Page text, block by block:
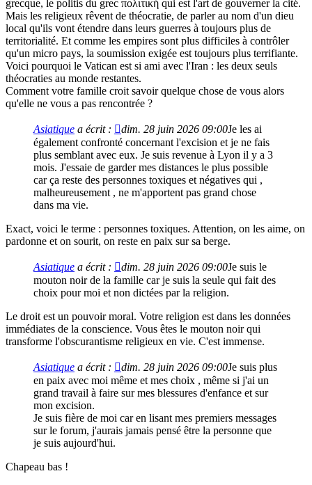
grecque, le politis du grec πολιτική qui est l'art de gouverner la cité.
Mais les religieux rêvent de théocratie, de parler au nom d'un dieu
local qu'ils vont étendre dans leurs guerres à toujours plus de
territorialité. Et comme les empires sont plus difficiles à contrôler
qu'un micro pays, la soumission exigée est toujours plus terrifiante.
Voici pourquoi le Vatican est si ami avec l'Iran : les deux seuls
théocraties au monde restantes.
Comment votre famille croit savoir quelque chose de vous alors
qu'elle ne vous a pas rencontrée ?
Asiatique a écrit : dim. 28 juin 2026 09:00Je les ai
également confronté concernant l'excision et je ne fais
plus semblant avec eux. Je suis revenue à Lyon il y a 3
mois. J'essaie de garder mes distances le plus possible
car ça reste des personnes toxiques et négatives qui ,
malheureusement , ne m'apportent pas grand chose
dans ma vie.
Exact, voici le terme : personnes toxiques. Attention, on les aime, on
pardonne et on sourit, on reste en paix sur sa berge.
Asiatique a écrit : dim. 28 juin 2026 09:00Je suis le
mouton noir de la famille car je suis la seule qui fait des
choix pour moi et non dictées par la religion.
Le droit est un pouvoir moral. Votre religion est dans les données
immédiates de la conscience. Vous êtes le mouton noir qui
transforme l'obscurantisme religieux en vie. C'est immense.
Asiatique a écrit : dim. 28 juin 2026 09:00Je suis plus
en paix avec moi même et mes choix , même si j'ai un
grand travail à faire sur mes blessures d'enfance et sur
mon excision.
Je suis fière de moi car en lisant mes premiers messages
sur le forum, j'aurais jamais pensé être la personne que
je suis aujourd'hui.
Chapeau bas !